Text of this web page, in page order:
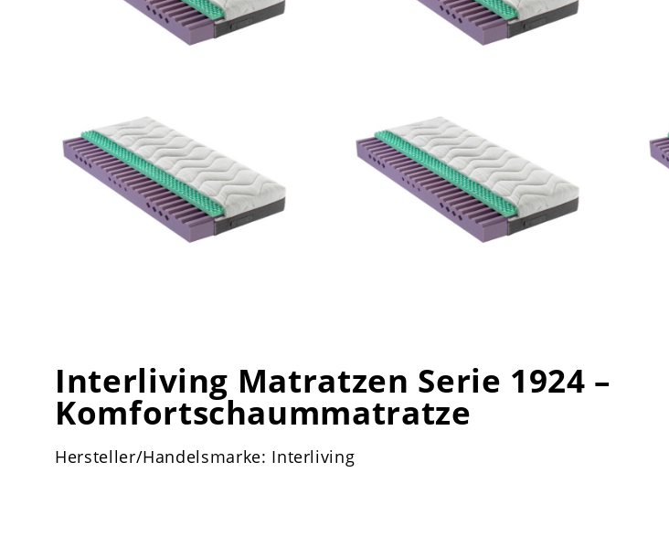
Interliving Matratzen Serie 1924 –
Komfortschaummatratze
Hersteller/Handelsmarke: Interliving